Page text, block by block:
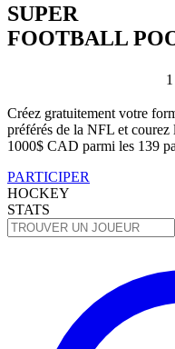
SUPER
FOOTBALL
1
Créez gratuitement votre
préférés de la NFL et
1000$ CAD parmi les 139
PARTICIPER
HOCKEY
STATS